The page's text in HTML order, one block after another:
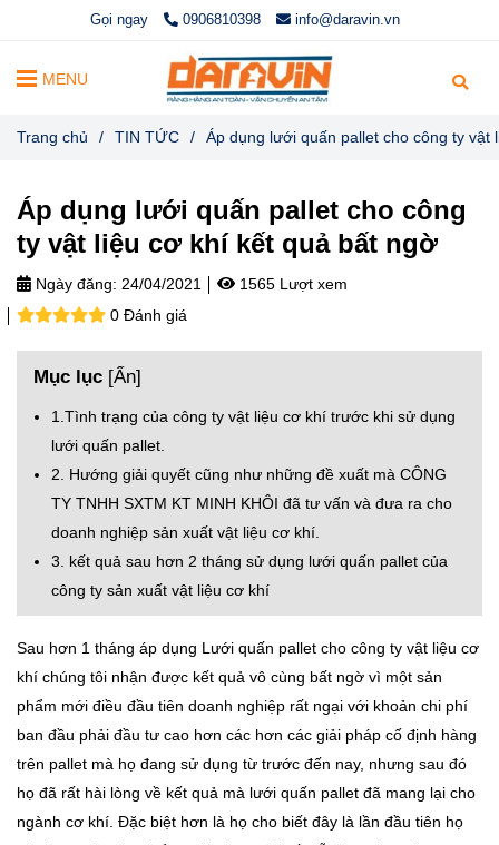
Gọi ngay 0906810398 info@daravin.vn
MENU
Trang chủ / TIN TỨC / Áp dụng lưới quấn pallet cho công ty vật
Áp dụng lưới quấn pallet cho công
ty vật liệu cơ khí kết quả bất ngờ
Ngày đăng: 24/04/2021
1565 Lượt xem
0 Đánh giá
Mục lục [Ẩn]
1.Tình trạng của công ty vật liệu cơ khí trước khi sử dụng
lưới quấn pallet.
2. Hướng giải quyết cũng như những đề xuất mà CÔNG
TY TNHH SXTM KT MINH KHÔI đã tư vấn và đưa ra cho
doanh nghiệp sản xuất vật liệu cơ khí.
3. kết quả sau hơn 2 tháng sử dụng lưới quấn pallet của
công ty sản xuất vật liệu cơ khí
Sau hơn 1 tháng áp dụng Lưới quấn pallet cho công ty vật liệu cơ
khí chúng tôi nhận được kết quả vô cùng bất ngờ vì một sản
phẩm mới điều đầu tiên doanh nghiệp rất ngại với khoản chi phí
ban đầu phải đầu tư cao hơn các hơn các giải pháp cố định hàng
trên pallet mà họ đang sử dụng từ trước đến nay, nhưng sau đó
họ đã rất hài lòng về kết quả mà lưới quấn pallet đã mang lại cho
ngành cơ khí. Đặc biệt hơn là họ cho biết đây là lần đầu tiên họ